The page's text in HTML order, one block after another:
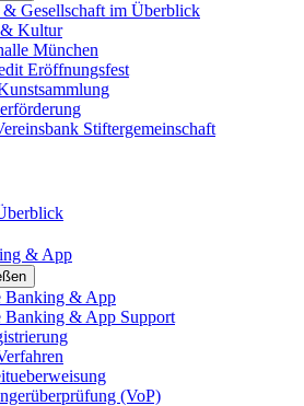
Gesellschaft im Überblick
Kultur
München
Eröffnungsfest
Stiftergemeinschaft
& App
Banking & App
Banking & App Support
(VoP)